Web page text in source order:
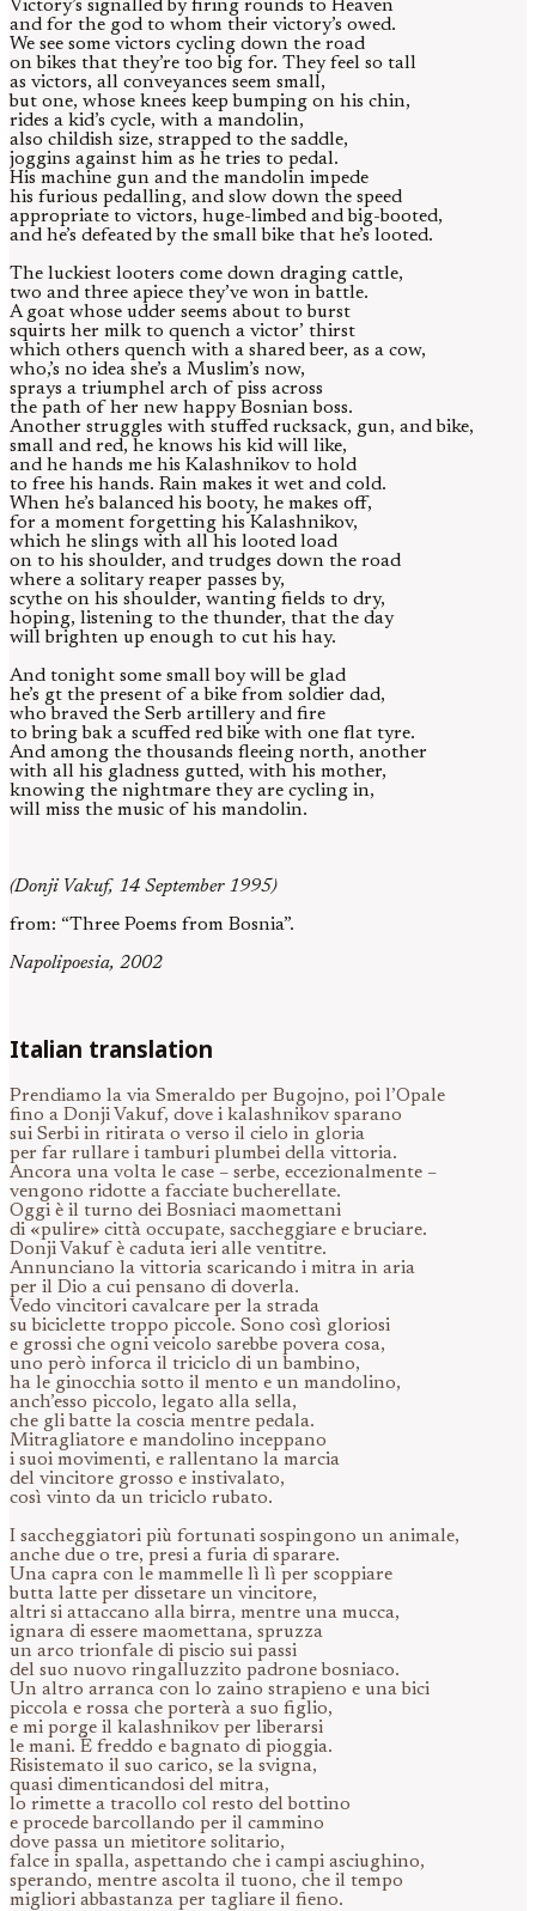
Victory’s signalled by firing rounds to Heaven
and for the god to whom their victory’s owed.
We see some victors cycling down the road
on bikes that they’re too big for. They feel so tall
as victors, all conveyances seem small,
but one, whose knees keep bumping on his chin,
rides a kid’s cycle, with a mandolin,
also childish size, strapped to the saddle,
joggins against him as he tries to pedal.
His machine gun and the mandolin impede
his furious pedalling, and slow down the speed
appropriate to victors, huge-limbed and big-booted,
and he’s defeated by the small bike that he’s looted.
The luckiest looters come down draging cattle,
two and three apiece they’ve won in battle.
A goat whose udder seems about to burst
squirts her milk to quench a victor’ thirst
which others quench with a shared beer, as a cow,
who,’s no idea she’s a Muslim’s now,
sprays a triumphel arch of piss across
the path of her new happy Bosnian boss.
Another struggles with stuffed rucksack, gun, and bike,
small and red, he knows his kid will like,
and he hands me his Kalashnikov to hold
to free his hands. Rain makes it wet and cold.
When he’s balanced his booty, he makes off,
for a moment forgetting his Kalashnikov,
which he slings with all his looted load
on to his shoulder, and trudges down the road
where a solitary reaper passes by,
scythe on his shoulder, wanting fields to dry,
hoping, listening to the thunder, that the day
will brighten up enough to cut his hay.
And tonight some small boy will be glad
he’s gt the present of a bike from soldier dad,
who braved the Serb artillery and fire
to bring bak a scuffed red bike with one flat tyre.
And among the thousands fleeing north, another
with all his gladness gutted, with his mother,
knowing the nightmare they are cycling in,
will miss the music of his mandolin.
(Donji Vakuf, 14 September 1995)
from: “Three Poems from Bosnia”.
Napolipoesia, 2002
Italian translation
Prendiamo la via Smeraldo per Bugojno, poi l’Opale
fino a Donji Vakuf, dove i kalashnikov sparano
sui Serbi in ritirata o verso il cielo in gloria
per far rullare i tamburi plumbei della vittoria.
Ancora una volta le case – serbe, eccezionalmente –
vengono ridotte a facciate bucherellate.
Oggi è il turno dei Bosniaci maomettani
di «pulire» città occupate, saccheggiare e bruciare.
Donji Vakuf è caduta ieri alle ventitre.
Annunciano la vittoria scaricando i mitra in aria
per il Dio a cui pensano di doverla.
Vedo vincitori cavalcare per la strada
su biciclette troppo piccole. Sono così gloriosi
e grossi che ogni veicolo sarebbe povera cosa,
uno però inforca il triciclo di un bambino,
ha le ginocchia sotto il mento e un mandolino,
anch’esso piccolo, legato alla sella,
che gli batte la coscia mentre pedala.
Mitragliatore e mandolino inceppano
i suoi movimenti, e rallentano la marcia
del vincitore grosso e instivalato,
così vinto da un triciclo rubato.
I saccheggiatori più fortunati sospingono un animale,
anche due o tre, presi a furia di sparare.
Una capra con le mammelle lì lì per scoppiare
butta latte per dissetare un vincitore,
altri si attaccano alla birra, mentre una mucca,
ignara di essere maomettana, spruzza
un arco trionfale di piscio sui passi
del suo nuovo ringalluzzito padrone bosniaco.
Un altro arranca con lo zaino strapieno e una bici
piccola e rossa che porterà a suo figlio,
e mi porge il kalashnikov per liberarsi
le mani. È freddo e bagnato di pioggia.
Risistemato il suo carico, se la svigna,
quasi dimenticandosi del mitra,
lo rimette a tracollo col resto del bottino
e procede barcollando per il cammino
dove passa un mietitore solitario,
falce in spalla, aspettando che i campi asciughino,
sperando, mentre ascolta il tuono, che il tempo
migliori abbastanza per tagliare il fieno.